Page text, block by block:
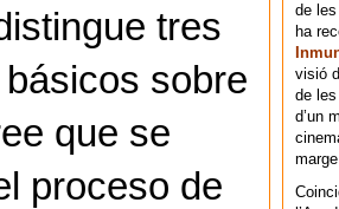
tres
sobre
que se
proceso de
de
ha
visió
de
d’un